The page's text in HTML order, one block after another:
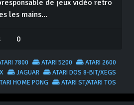
de jeux vidéo retro
les mains...
0
ATARI 2600
ATARI 5200
7800
ATARI DOS 8-BIT/XEGS
JAGUAR
ATARI ST/ATARI TOS
HOME PONG